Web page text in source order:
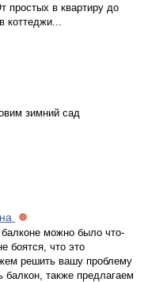
простых в квартиру до
коттеджи...
зимний сад
можно было что-
боятся, что это
решить вашу проблему
балкон, также предлагаем